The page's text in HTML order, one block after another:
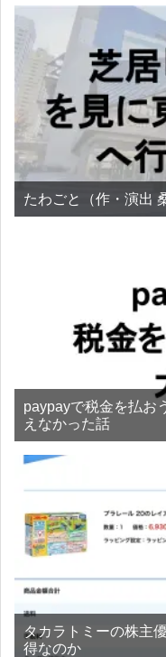
たわごと（作・演出
paypayで税金を払お
えなかった話
タカラトミーの株主
得なのか